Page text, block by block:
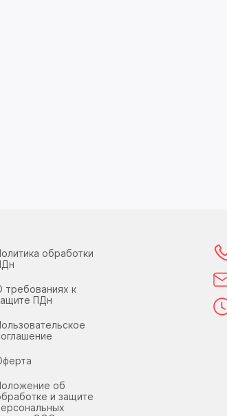
обработки
требованиях к
ПДн
об
и защите